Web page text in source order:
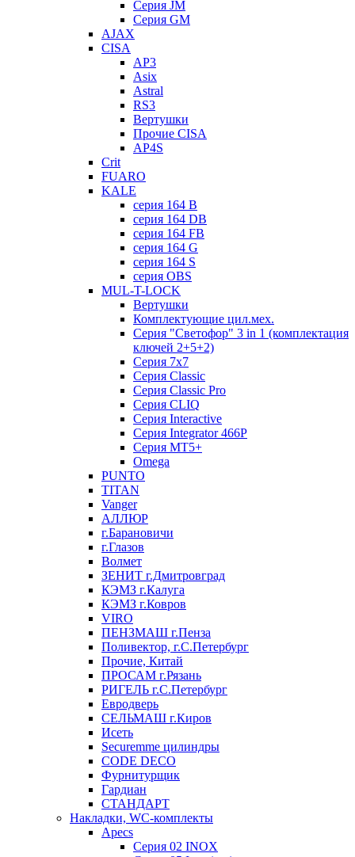
Серия JM
Серия GM
AJAX
CISA
AP3
Asix
Astral
RS3
Вертушки
Прочие CISA
AP4S
Crit
FUARO
KALE
серия 164 B
серия 164 DB
серия 164 FB
серия 164 G
серия 164 S
серия OBS
MUL-T-LOCK
Вертушки
Комплектующие цил.мех.
Серия "Светофор" 3 in 1 (комплектация
ключей 2+5+2)
Серия 7х7
Серия Classic
Серия Classic Pro
Серия CLIQ
Серия Interactive
Серия Integrator 466P
Серия MT5+
Omega
PUNTO
TITAN
Vanger
АЛЛЮР
г.Барановичи
г.Глазов
Волмет
ЗЕНИТ г.Дмитровград
КЭМЗ г.Калуга
КЭМЗ г.Ковров
VIRO
ПЕНЗМАШ г.Пенза
Поливектор, г.С.Петербург
Прочие, Китай
ПРОСАМ г.Рязань
РИГЕЛЬ г.С.Петербург
Евродверь
СЕЛЬМАШ г.Киров
Исеть
Securemme цилиндры
CODE DECO
Фурнитурщик
Гардиан
СТАНДАРТ
Накладки, WC-комплекты
Apecs
Cерия 02 INOX